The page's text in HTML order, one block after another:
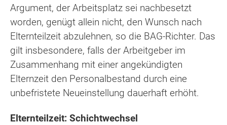
Argument, der Arbeitsplatz sei nachbesetzt
worden, genügt allein nicht, den Wunsch nach
Elternteilzeit abzulehnen, so die BAG-Richter. Das
gilt insbesondere, falls der Arbeitgeber im
Zusammenhang mit einer angekündigten
Elternzeit den Personalbestand durch eine
unbefristete Neueinstellung dauerhaft erhöht.
Elternteilzeit: Schichtwechsel